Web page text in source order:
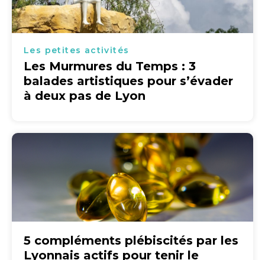
Les petites activités
Les Murmures du Temps : 3
balades artistiques pour s’évader
à deux pas de Lyon
5 compléments plébiscités par les
Lyonnais actifs pour tenir le